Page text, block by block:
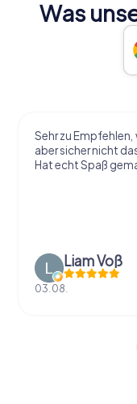
Was
Sehr zu Empfehlen,
aber sicher nicht
Hat echt Spaß
Liam Voß
03.08.